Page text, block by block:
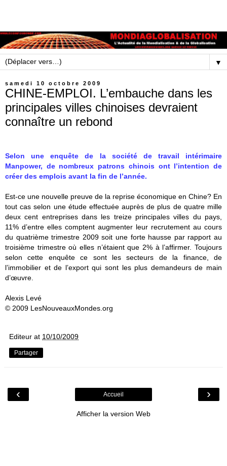
▼
samedi 10 octobre 2009
CHINE-EMPLOI. L’embauche dans les
principales villes chinoises devraient
connaître un rebond
Selon une enquête de la société de travail intérimaire
Manpower, de nombreux patrons chinois ont l’intention de
créer des emplois avant la fin de l’année.
Est-ce une nouvelle preuve de la reprise économique en Chine? En
tout cas selon une étude effectuée auprès de plus de quatre mille
deux cent entreprises dans les treize principales villes du pays,
11% d’entre elles comptent augmenter leur recrutement au cours
du quatrième trimestre 2009 soit une forte hausse par rapport au
troisième trimestre où elles n’étaient que 2% à l’affirmer. Toujours
selon cette enquête ce sont les secteurs de la finance, de
l’immobilier et de l’export qui sont les plus demandeurs de main
d’œuvre.
Alexis Levé
© 2009 LesNouveauxMondes.org
Editeur at 10/10/2009
Partager
‹ ›
Accueil
Afficher la version Web